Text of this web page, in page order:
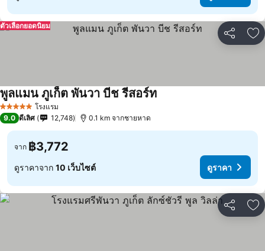
แชร์ เ
ตัวเลือกยอดนิยม
5 ดาว โรงแรม
พูลแมน ภูเก็ต พันวา บีช รีสอร์ท
9.0 ดีเลิศ 12,748 0.1 km จากชายหาด
จาก ฿3,772
ดูราคาจาก 10 เว็บไซต์ ดูราคา
แชร์ เ